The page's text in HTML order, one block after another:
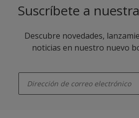
Suscríbete a
Descubre novedades,
noticias en nuestro nuevo